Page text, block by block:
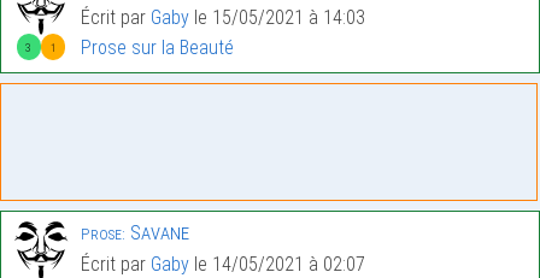
3 1
Écrit par Gaby le 15/05/2021 à 14:03
Prose sur la Beauté
Prose: Savane
Écrit par Gaby le 14/05/2021 à 02:07